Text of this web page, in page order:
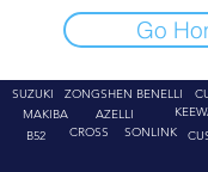
Go
SUZUKI
ZONGSHEN
MAKIBA
AZELLI
BENELLI
B52
CROSS SONLINK